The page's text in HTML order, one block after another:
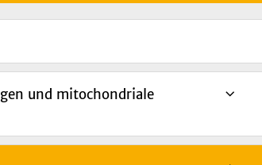
und mitochondriale